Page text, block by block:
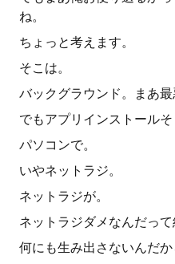
ね。
ちょっと考えます。
そこは。
バックグラウンド。まあ最
でもアプリインストールそ
パソコンで。
いやネットラジ。
ネットラジが。
ネットラジダメなんだって
何にも生み出さないんだか